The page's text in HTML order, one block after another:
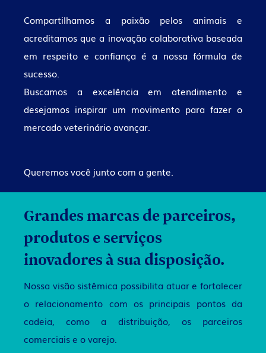
Compartilhamos a paixão pelos animais e
acreditamos que a inovação colaborativa baseada
em respeito e confiança é a nossa fórmula de
sucesso.
Buscamos a excelência em atendimento e
desejamos inspirar um movimento para fazer o
mercado veterinário avançar.
Queremos você junto com a gente.
Grandes marcas de parceiros,
produtos e serviços
inovadores à sua disposição.
Nossa visão sistêmica possibilita atuar e fortalecer
o relacionamento com os principais pontos da
cadeia, como a distribuição, os parceiros
comerciais e o varejo.